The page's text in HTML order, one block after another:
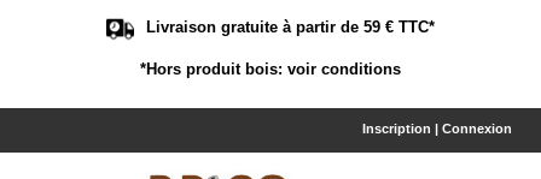
Livraison gratuite à partir de 59 € TTC*
*Hors produit bois: voir conditions
Inscription | Connexion